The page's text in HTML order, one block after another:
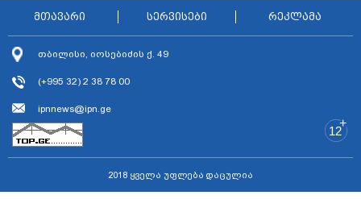
მთავარი სერვისები რეკლამა
თბილისი, იოსებიძის ქ. 49
(+995 32) 2 38 78 00
ipnnews@ipn.ge
+
12
2018 ყველა უფლება დაცულია